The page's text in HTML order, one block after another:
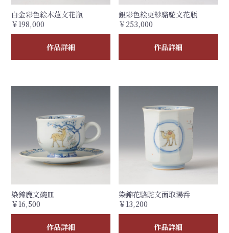
白金彩色絵木蓮文花瓶
￥198,000
作品詳細
銀彩色絵更紗駱駝文花瓶
￥253,000
作品詳細
染錦鹿文碗皿
￥16,500
作品詳細
染錦花駱駝文面取湯呑
￥13,200
作品詳細